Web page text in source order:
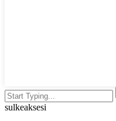
sulkeaksesi